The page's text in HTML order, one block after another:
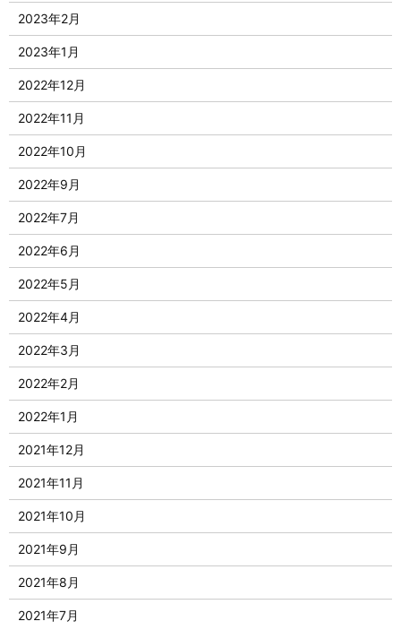
2023年2月
2023年1月
2022年12月
2022年11月
2022年10月
2022年9月
2022年7月
2022年6月
2022年5月
2022年4月
2022年3月
2022年2月
2022年1月
2021年12月
2021年11月
2021年10月
2021年9月
2021年8月
2021年7月